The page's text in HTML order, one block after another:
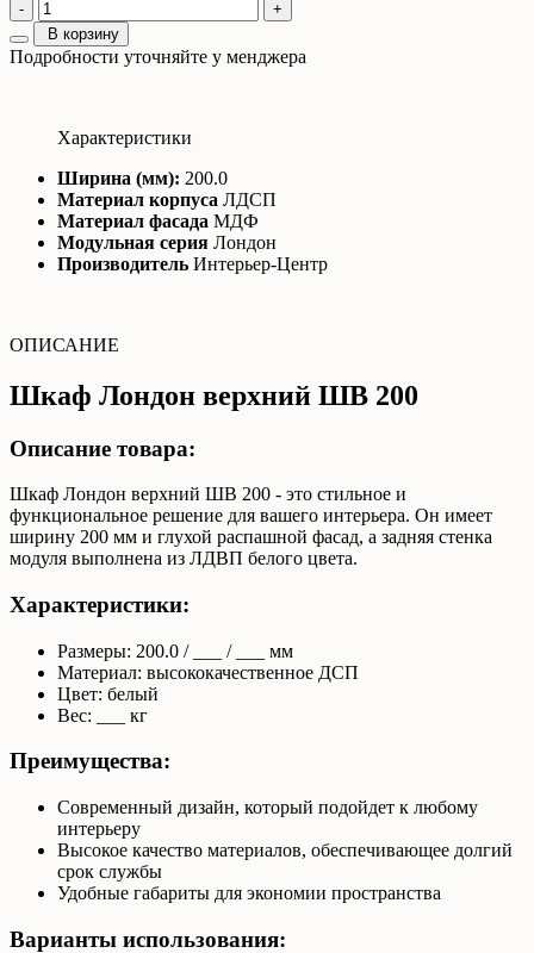
-
+
В корзину
Подробности уточняйте у менджера
Характеристики
Ширина (мм): 200.0
Материал корпуса ЛДСП
Материал фасада МДФ
Модульная серия Лондон
Производитель Интерьер-Центр
ОПИСАНИЕ
Шкаф Лондон верхний ШВ 200
Описание товара:
Шкаф Лондон верхний ШВ 200 - это стильное и
функциональное решение для вашего интерьера. Он имеет
ширину 200 мм и глухой распашной фасад, а задняя стенка
модуля выполнена из ЛДВП белого цвета.
Характеристики:
Размеры: 200.0 / ___ / ___ мм
Материал: высококачественное ДСП
Цвет: белый
Вес: ___ кг
Преимущества:
Современный дизайн, который подойдет к любому
интерьеру
Высокое качество материалов, обеспечивающее долгий
срок службы
Удобные габариты для экономии пространства
Варианты использования: